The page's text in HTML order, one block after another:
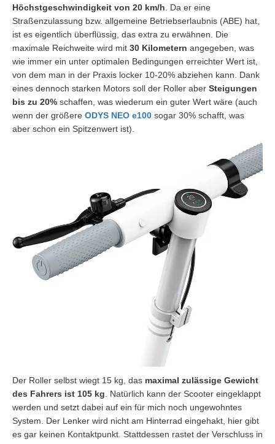
Höchstgeschwindigkeit von 20 km/h. Da er eine
Straßenzulassung bzw. allgemeine Betriebserlaubnis (ABE) hat,
ist es eigentlich überflüssig, das extra zu erwähnen. Die
maximale Reichweite wird mit 30 Kilometern angegeben, was
wie immer ein unter optimalen Bedingungen erreichter Wert ist,
von dem man in der Praxis locker 10-20% abziehen kann. Dank
eines dennoch starken Motors soll der Roller aber Steigungen
bis zu 20% schaffen, was wiederum ein guter Wert wäre (auch
wenn der größere ODYS NEO e100 sogar 30% schafft, was
aber schon ein Spitzenwert ist).
Der Roller selbst wiegt 15 kg, das maximal zulässige Gewicht
des Fahrers ist 105 kg . Natürlich kann der Scooter eingeklappt
werden und setzt dabei auf ein für mich noch ungewohntes
System. Der Lenker wird nicht am Hinterrad eingehakt, hier gibt
es gar keinen Kontaktpunkt. Stattdessen rastet der Verschluss in